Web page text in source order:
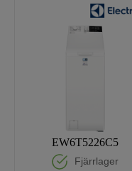
EW6T5226C5
Fjärrlager